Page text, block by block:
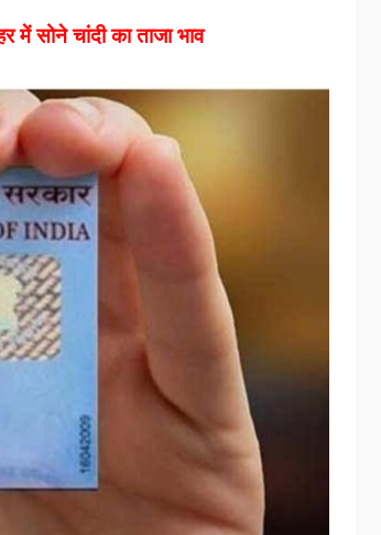
चांदी का ताजा भाव